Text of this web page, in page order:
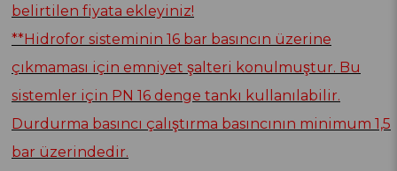
belirtilen fiyata ekleyiniz!
**Hidrofor sisteminin 16 bar basıncın üzerine
çıkmaması için emniyet şalteri konulmuştur. Bu
sistemler için PN 16 denge tankı kullanılabilir.
Durdurma basıncı çalıştırma basıncının minimum 1,5
bar üzerindedir.